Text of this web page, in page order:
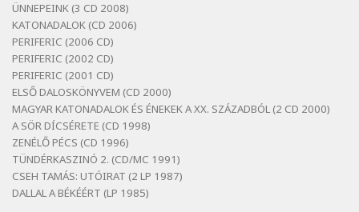
Bertók László: Vizibolt
Szélkiáltó
Bornemissza Endre: Szitakötő
Szélkiáltó
Detlev von Liliencron: Bölcsődal
Szélkiáltó
Fenyvesi Béla: Lesz-e még menedék?
Szélkiáltó
Fenyvesi Béla: Szélkiáltó kánon
Szélkiáltó
ÜNNEPEINK (3 CD 2008)
KATONADALOK (CD 2006)
PERIFERIC (2006 CD)
PERIFERIC (2002 CD)
PERIFERIC (2001 CD)
ELSŐ DALOSKÖNYVEM (CD 2000)
MAGYAR KATONADALOK ÉS ÉNEKEK A XX. SZÁZADBÓL (2 CD 2000)
A SÖR DÍCSÉRETE (CD 1998)
ZENÉLŐ PÉCS (CD 1996)
TÜNDÉRKASZINÓ 2. (CD/MC 1991)
CSEH TAMÁS: UTÓIRAT (2 LP 1987)
DALLAL A BÉKÉÉRT (LP 1985)